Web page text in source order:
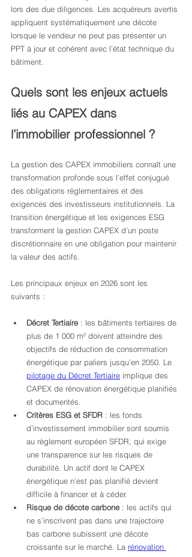
lors des due diligences. Les acquéreurs avertis
appliquent systématiquement une décote
lorsque le vendeur ne peut pas présenter un
PPT à jour et cohérent avec l’état technique du
bâtiment.
Quels sont les enjeux actuels
liés au CAPEX dans
l’immobilier professionnel ?
La gestion des CAPEX immobiliers connaît une
transformation profonde sous l’effet conjugué
des obligations réglementaires et des
exigences des investisseurs institutionnels. La
transition énergétique et les exigences ESG
transforment la gestion CAPEX d’un poste
discrétionnaire en une obligation pour maintenir
la valeur des actifs.
Les principaux enjeux en 2026 sont les
suivants :
Décret Tertiaire : les bâtiments tertiaires de
plus de 1 000 m² doivent atteindre des
objectifs de réduction de consommation
énergétique par paliers jusqu’en 2050. Le
pilotage du Décret Tertiaire implique des
CAPEX de rénovation énergétique planifiés
et documentés.
Critères ESG et SFDR : les fonds
d’investissement immobilier sont soumis
au règlement européen SFDR, qui exige
une transparence sur les risques de
durabilité. Un actif dont le CAPEX
énergétique n’est pas planifié devient
difficile à financer et à céder.
Risque de décote carbone : les actifs qui
ne s’inscrivent pas dans une trajectoire
bas carbone subissent une décote
croissante sur le marché. La rénovation